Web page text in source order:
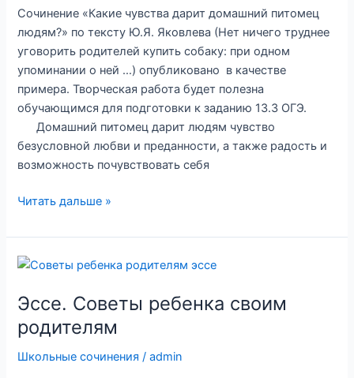
«В
нашем
классе
когда-
то
висели
картины…»
Сочинение «Какие чувства дарит домашний питомец
людям?» по тексту Ю.Я. Яковлева (Нет ничего труднее
уговорить родителей купить собаку: при одном
упоминании о ней …) опубликовано в качестве
примера. Творческая работа будет полезна
обучающимся для подготовки к заданию 13.3 ОГЭ.
Домашний питомец дарит людям чувство
безусловной любви и преданности, а также радость и
возможность почувствовать себя
Сочинение
чувства
дарит
питомец
людям?»
(по
тексту
Читать дальше »
Эссе. Советы ребенка своим
родителям
Школьные сочинения /admin